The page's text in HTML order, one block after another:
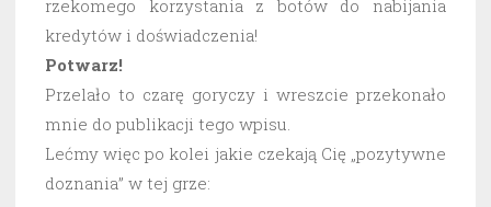
rzekomego korzystania z botów do nabijania
kredytów i doświadczenia!
Potwarz!
Przelało to czarę goryczy i wreszcie przekonało
mnie do publikacji tego wpisu.
Lećmy więc po kolei jakie czekają Cię „pozytywne
doznania” w tej grze: